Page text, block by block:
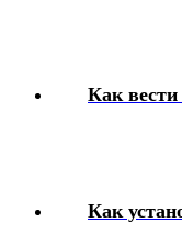
Как
Как